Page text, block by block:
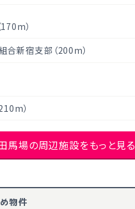
）
新宿支部（200m）
）
馬場の周辺施設をもっと見る
物件